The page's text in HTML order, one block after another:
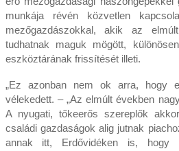
munkája révén közvetlen
mezőgazdászokkal, akik az
tudhatnak maguk mögött,
eszköztárának frissítését illeti.
„Ez azonban nem ok arra, hogy
vélekedett. – „Az elmúlt években
A nyugati, tőkeerős szereplők
családi gazdaságok alig jutnak
annak itt, Erdővidéken is, hogy